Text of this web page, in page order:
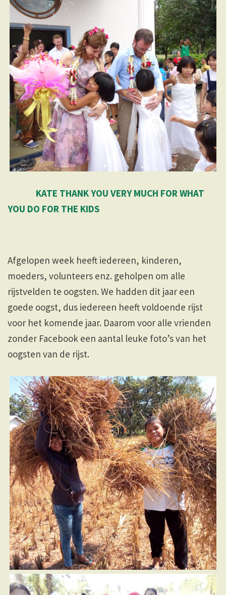
KATE THANK YOU VERY MUCH FOR WHAT
YOU DO FOR THE KIDS
Afgelopen week heeft iedereen, kinderen,
moeders, volunteers enz. geholpen om alle
rijstvelden te oogsten. We hadden dit jaar een
goede oogst, dus iedereen heeft voldoende rijst
voor het komende jaar. Daarom voor alle vrienden
zonder Facebook een aantal leuke foto’s van het
oogsten van de rijst.